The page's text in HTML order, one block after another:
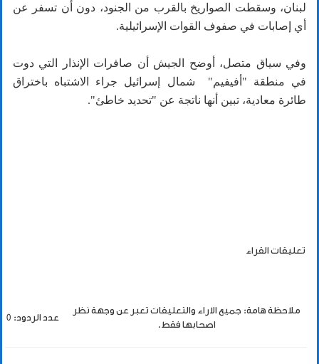
لبنان، وسقطت الصواريخ بالقرب من الجنود، دون أن تسفر عن
أي إصابات في صفوف القوات الإسرائيلية.
وفي سياق متصل، أوضح الجيش أن صافرات الإنذار التي دوت
في منطقة "أفيفيم" شمال إسرائيل جراء الاشتباه باختراق
طائرة معادية، تبين أنها ناتجة عن "تحديد خاطئ".
تعليقات القراء
ملاحظة هامة: جميع الاراء والتعليقات تعبر عن وجهة نظر
اصحابها فقط.
عدد الردود: 0